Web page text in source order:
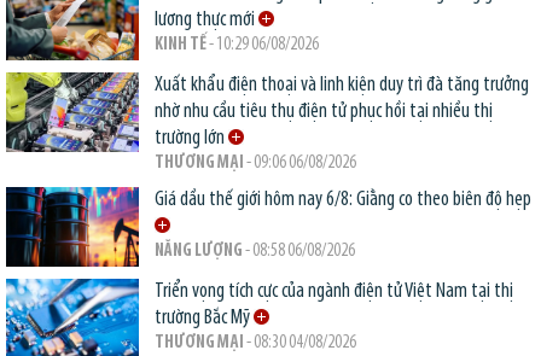
lương thực mới
KINH TẾ- 10:29 06/08/2026
Xuất khẩu điện thoại và linh kiện duy trì đà tăng trưởng
nhờ nhu cầu tiêu thụ điện tử phục hồi tại nhiều thị
trường lớn
THƯƠNG MẠI - 09:06 06/08/2026
Giá dầu thế giới hôm nay 6/8: Giằng co theo biên độ hẹp
NĂNG LƯỢNG - 08:58 06/08/2026
Triển vọng tích cực của ngành điện tử Việt Nam tại thị
trường Bắc Mỹ
THƯƠNG MẠI - 08:30 04/08/2026